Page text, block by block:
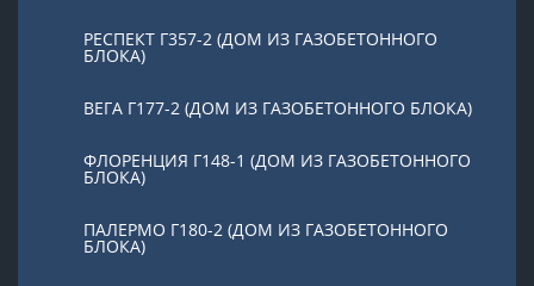
РЕСПЕКТ Г357-2 (ДОМ ИЗ ГАЗОБЕТОННОГО
БЛОКА)
ВЕГА Г177-2 (ДОМ ИЗ ГАЗОБЕТОННОГО БЛОКА)
ФЛОРЕНЦИЯ Г148-1 (ДОМ ИЗ ГАЗОБЕТОННОГО
БЛОКА)
ПАЛЕРМО Г180-2 (ДОМ ИЗ ГАЗОБЕТОННОГО
БЛОКА)